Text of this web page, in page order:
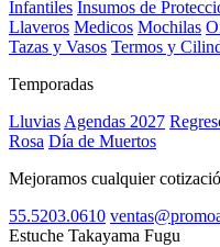
Infantiles Insumos de
Llaveros Medicos Mochilas
Tazas y Vasos Termos y
Temporadas
Lluvias Agendas 2027
Rosa Día de Muertos
Mejoramos cualquier
55.5203.0610
Estuche Takayama Fugu